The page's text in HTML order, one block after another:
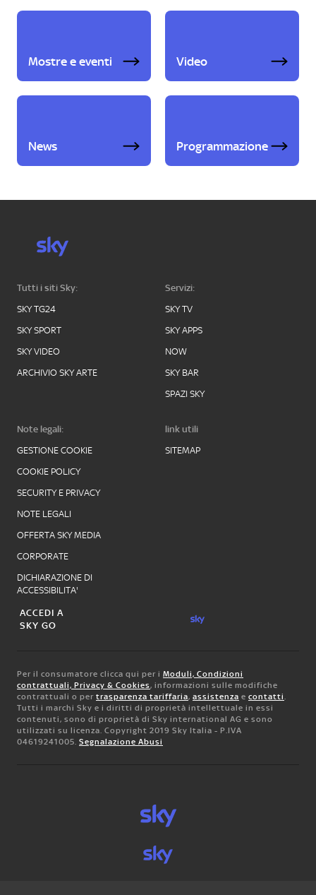
Mostre e eventi Video
News Programmazione
Tutti i siti Sky:
SKY TG24
SKY SPORT
SKY VIDEO
ARCHIVIO SKY ARTE
Servizi:
SKY TV
SKY APPS
NOW
SKY BAR
SPAZI SKY
Note legali:
GESTIONE COOKIE
COOKIE POLICY
SECURITY E PRIVACY
NOTE LEGALI
OFFERTA SKY MEDIA
CORPORATE
DICHIARAZIONE DI
ACCESSIBILITA'
link utili
SITEMAP
ACCEDI A
SKY GO
Per il consumatore clicca qui per i Moduli, Condizioni
contrattuali, Privacy & Cookies, informazioni sulle modifiche
contrattuali o per trasparenza tariffaria, assistenza e contatti.
Tutti i marchi Sky e i diritti di proprietà intellettuale in essi
contenuti, sono di proprietà di Sky international AG e sono
utilizzati su licenza. Copyright 2019 Sky Italia - P.IVA
04619241005. Segnalazione Abusi